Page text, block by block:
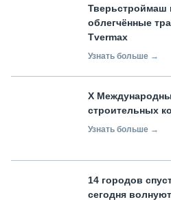
Тверьстроймаш
облегчённые
Tvermax
Узнать больше →
X
строительных
Узнать больше →
14 городов
сегодня